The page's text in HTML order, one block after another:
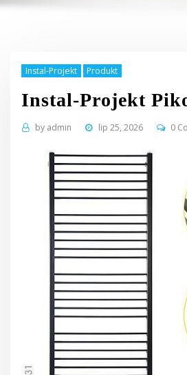
Instal-Projekt Produkt
Instal-Projekt
by admin lip 25, 2026 0